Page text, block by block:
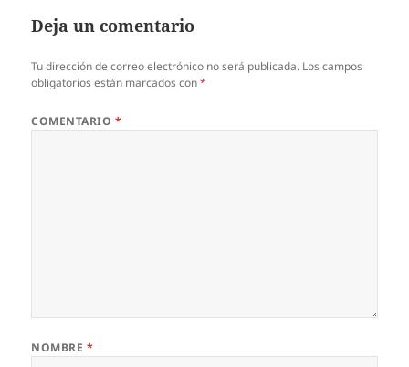
Deja un comentario
Tu dirección de correo electrónico no será publicada. Los campos
obligatorios están marcados con*
COMENTARIO *
NOMBRE *